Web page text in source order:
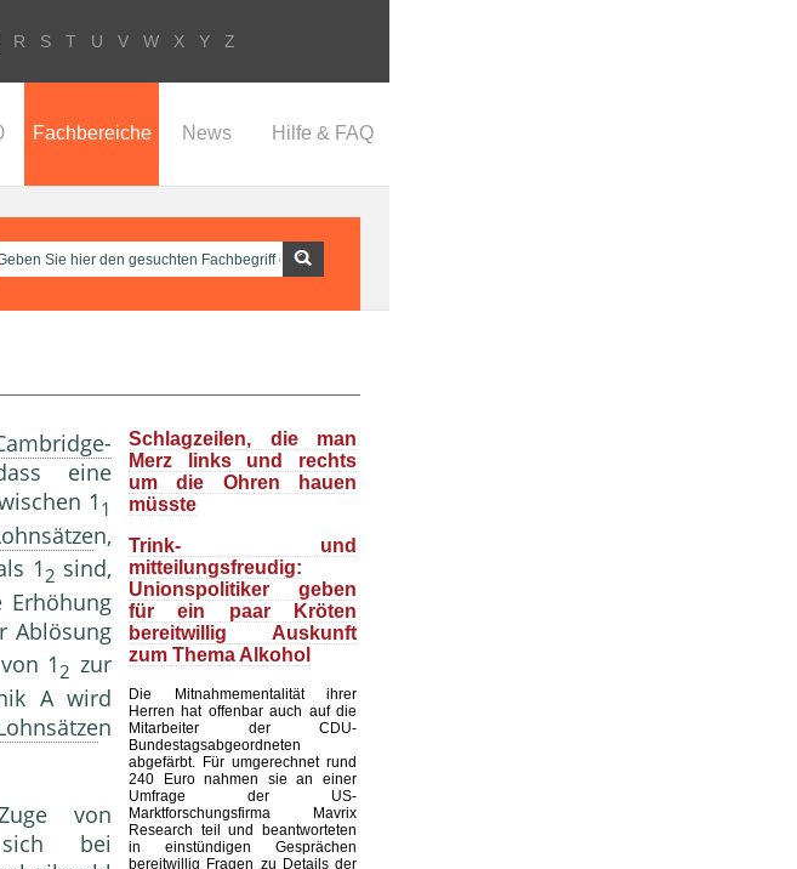
R S T U V W X Y Z
Fachbereiche News Hilfe & FAQ
eine
11
n,
12 sind,
Ablösung
12 zur
A wird
n
von
sich bei
Schlagzeilen, die man
Merz links und rechts
um die Ohren hauen
müsste
Trink- und
mitteilungsfreudig:
Unionspolitiker geben
für ein paar Kröten
bereitwillig Auskunft
zum Thema Alkohol
Die Mitnahmementalität ihrer
Herren hat offenbar auch auf die
Mitarbeiter der CDU-
Bundestagsabgeordneten
abgefärbt. Für umgerechnet rund
240 Euro nahmen sie an einer
Umfrage der US-
Marktforschungsfirma Mavrix
Research teil und beantworteten
in einstündigen Gesprächen
bereitwillig Fragen zu Details der